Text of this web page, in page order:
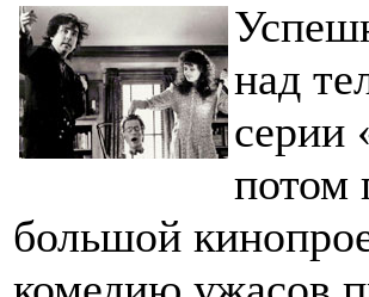
над
серии
потом
большой